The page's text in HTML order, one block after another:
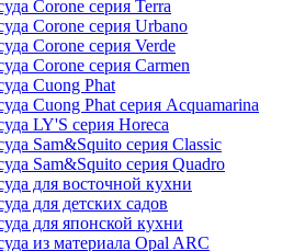
Corone серия Terra
Corone серия Urbano
Corone серия Verde
Corone серия Сarmen
Cuong Phat
Cuong Phat серия Acquamarina
LY'S серия Horeca
Sam&Squito серия Classic
Sam&Squito серия Quadro
для восточной кухни
для детских садов
для японской кухни
из материала Opal ARC